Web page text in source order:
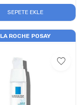
SEPETE EKLE
LA ROCHE POSAY